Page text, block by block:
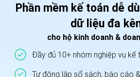
Phần mềm kế toán dễ
dữ liệu đa
cho hộ kinh doanh &
Đầy đủ 10+ nhóm nghiệp vụ kế
Tự động lập sổ sách, báo cáo